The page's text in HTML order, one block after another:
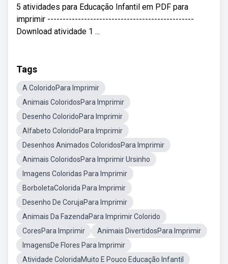
5 atividades para Educação Infantil em PDF para
imprimir ------------------------------------------------
Download atividade 1 ...
Tags
A ColoridoPara Imprimir
Animais ColoridosPara Imprimir
Desenho ColoridoPara Imprimir
Alfabeto ColoridoPara Imprimir
Desenhos Animados ColoridosPara Imprimir
Animais ColoridosPara Imprimir Ursinho
Imagens Coloridas Para Imprimir
BorboletaColorida Para Imprimir
Desenho De CorujaPara Imprimir
Animais Da FazendaPara Imprimir Colorido
CoresPara Imprimir
Animais DivertidosPara Imprimir
ImagensDe Flores Para Imprimir
Atividade ColoridaMuito E Pouco Educação Infantil